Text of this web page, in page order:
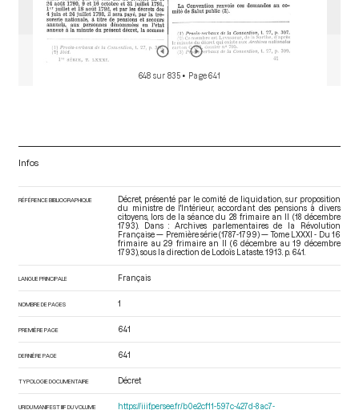
648 sur 835 • Page 641
Infos
RÉFÉRENCE BIBLIOGRAPHIQUE
Décret, présenté par le comité de liquidation, sur proposition
du ministre de l'Intérieur, accordant des pensions à divers
citoyens, lors de la séance du 28 frimaire an II (18 décembre
1793). Dans : Archives parlementaires de la Révolution
Française — Première série (1787-1799) — Tome LXXXI - Du 16
frimaire au 29 frimaire an II (6 décembre au 19 décembre
1793) , sous la direction de Lodoïs Lataste. 1913. p. 641.
LANGUE PRINCIPALE Français
NOMBRE DE PAGES 1
PREMIÈRE PAGE 641
DERNIÈRE PAGE 641
TYPOLOGIE DOCUMENTAIRE Décret
URI DU MANIFEST IIIF DU VOLUME
https://iiif.persee.fr/b0e2cf11-597c-427d-8ac7-